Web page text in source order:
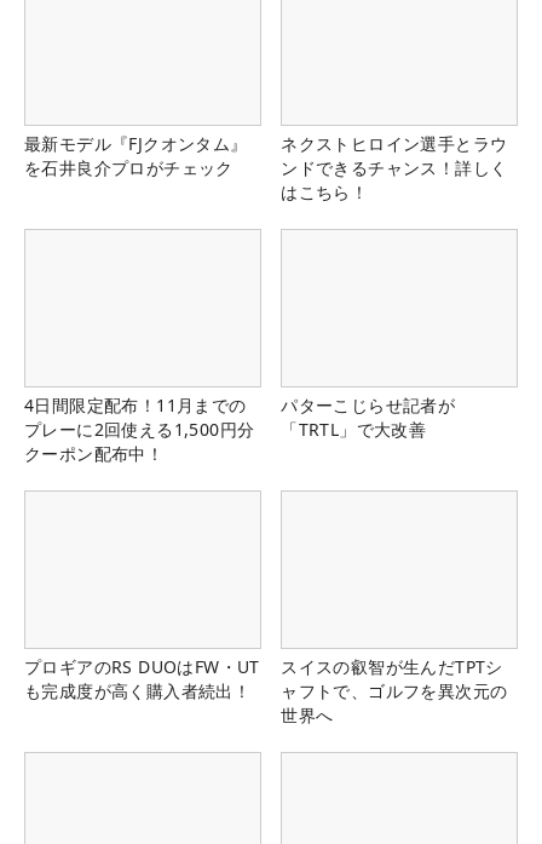
最新モデル『FJクオンタム』
を石井良介プロがチェック
ネクストヒロイン選手とラウ
ンドできるチャンス！詳しく
はこちら！
4日間限定配布！11月までの
プレーに2回使える1,500円分
クーポン配布中！
パターこじらせ記者が
「TRTL」で大改善
プロギアのRS DUOはFW・UT
も完成度が高く購入者続出！
スイスの叡智が生んだTPTシ
ャフトで、ゴルフを異次元の
世界へ